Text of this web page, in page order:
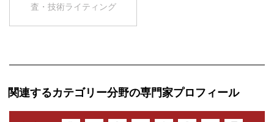
査・技術ライティング
関連するカテゴリー分野の専門家プロフィール